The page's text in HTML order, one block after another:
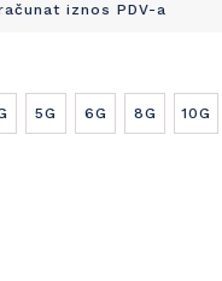
iznos PDV-a
5G 6G 8G 10G